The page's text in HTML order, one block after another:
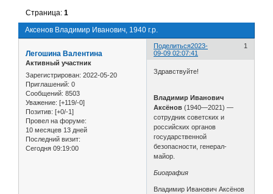
Аксенов Владимир Иванович, 1940 г.р.
Страница:1
Поделиться 1
2023-
09-09 02:07:41
Легошина Валентина
Активный участник
Зарегистрирован: 2022-05-20
Приглашений: 0
Сообщений: 8503
Уважение: [+119/-0]
Позитив: [+0/-1]
Провел на форуме:
10 месяцев 13 дней
Последний визит:
Сегодня 09:19:00
Здравствуйте!
Владимир Иванович
Аксёнов(1940—2021) —
сотрудник советских и
российских органов
государственной
безопасности, генерал-
майор.
Биография
Владимир Иванович Аксёнов